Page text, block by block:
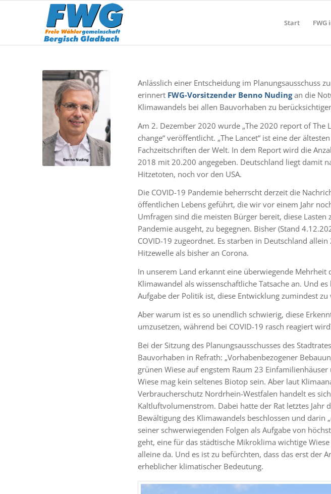
Start
Anlässlich einer Entscheidung im Planungsausschuss
erinnert FWG-Vorsitzender Benno Nudingan die
Klimawandels bei allen Bauvorhaben zu
Am 2. Dezember 2020 wurde „The 2020 report of The
change“ veröffentlicht. „The Lancet“ ist eine der
Fachzeitschriften der Welt. In dem Report wird die
2018 mit 20.200 angegeben. Deutschland liegt damit
Hitzetoten, noch vor den USA.
Die COVID-19 Pandemie beherrscht derzeit die
öffentlichen Lebens geführt, die wir vor einem Jahr
Umfragen sind die meisten Bürger bereit, diese
Pandemie ausgeht, zu begegnen. Bisher (Stand
COVID-19 zugeordnet. Es starben in Deutschland
Hitzewelle als bisher an Corona.
In unserem Land erkannt eine überwiegende Mehrheit
Klimawandel als wissenschaftliche Tatsache an. Und
Aufgabe der Politik ist, diese Entwicklung zumindest zu
Aber warum ist es so unendlich schwierig, diese
umzusetzen, während bei COVID-19 rasch reagiert
Bei der Sitzung des Planungsausschusses des
Bauvorhaben in Refrath: „Vorhabenbezogener
grünen Wiese auf engstem Raum 23
Wiese mag kein seltenes Biotop sein. Aber laut
Verbraucherschutz Nordrhein-Westfalen handelt es
Kaltluftvolumenstrom. Dabei hatte der Rat letztes Jahr
Bewältigung des Klimawandels beschlossen und darin
seiner schwerwiegenden Folgen als Aufgabe von
geht, eine für das städtische Mikroklima wichtige
alleine da. Und es ist zu befürchten, dass das erst der
erheblicher klimatischer Bedeutung.